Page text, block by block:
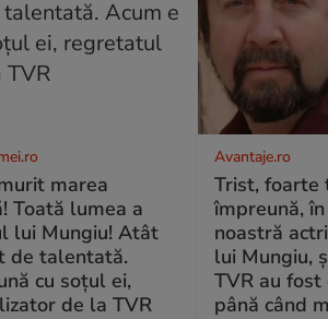
marea
Toată lumea a
lui Mungiu! Atât
de talentată.
cu soțul ei,
de la TVR
Avantaje.ro
Trist, foarte
împreună,
noastră
lui Mungiu,
TVR au
până când